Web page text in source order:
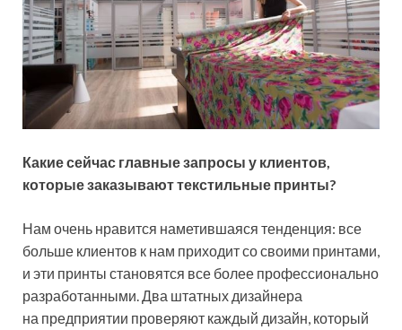
Какие сейчас главные запросы у клиентов,
которые заказывают текстильные принты?
Нам очень нравится наметившаяся тенденция: все
больше клиентов к нам приходит со своими принтами,
и эти принты становятся все более профессионально
разработанными. Два штатных дизайнера
на предприятии проверяют каждый дизайн, который